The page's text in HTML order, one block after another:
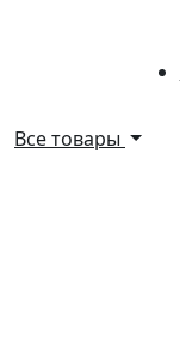
Все товары